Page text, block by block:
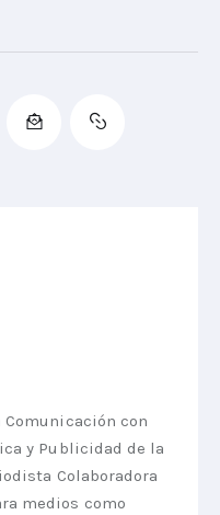
Comunicación con
y Publicidad de la
Colaboradora
medios como